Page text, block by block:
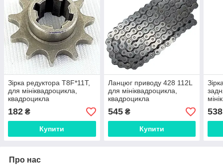
Зірка редуктора T8F*11T,
для мініквадроцикла,
квадроцикла
182 ₴
Купити
Ланцюг приводу 428 112L
для мініквадроцикла,
квадроцикла
545₴
Купити
538
Про нас